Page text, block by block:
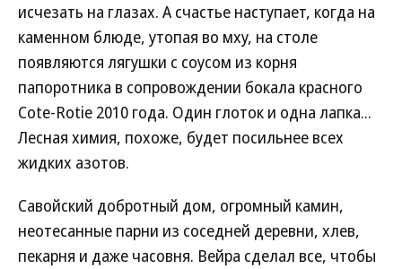
исчезать на глазах. А счастье наступает, когда на
каменном блюде, утопая во мху, на столе
появляются лягушки с соусом из корня
папоротника в сопровождении бокала красного
Cote-Rotie 2010 года. Один глоток и одна лапка...
Лесная химия, похоже, будет посильнее всех
жидких азотов.
Савойский добротный дом, огромный камин,
неотесанные парни из соседней деревни, хлев,
пекарня и даже часовня. Вейра сделал все, чтобы